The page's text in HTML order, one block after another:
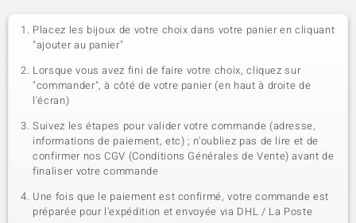
Placez les bijoux de votre choix dans votre panier en cliquant
"ajouter au panier"
Lorsque vous avez fini de faire votre choix, cliquez sur
"commander", à côté de votre panier (en haut à droite de
l'écran)
Suivez les étapes pour valider votre commande (adresse,
informations de paiement, etc) ; n'oubliez pas de lire et de
confirmer nos CGV (Conditions Générales de Vente) avant de
finaliser votre commande
Une fois que le paiement est confirmé, votre commande est
préparée pour l'expédition et envoyée via DHL / La Poste